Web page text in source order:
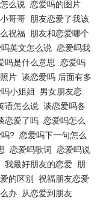
么说 恋爱吗的图片
哥哥
朋友恋爱了我该
祝福
朋友和恋爱哪个
英文怎么说 恋爱吗我
吗是什么意思 恋爱吗
片 谈恋爱吗 后面有多
小姐姐
男女朋友恋
语怎么说 谈恋爱吗各
恋爱了吗 恋爱吗怎么
? 恋爱吗下一句怎么
恋爱吗歌词 恋爱吗说
我最好朋友的恋爱
朋
的区别
祝福朋友恋爱
办 从恋爱到朋友